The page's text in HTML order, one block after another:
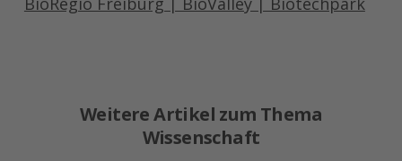
Weitere Artikel zum Thema
Wissenschaft